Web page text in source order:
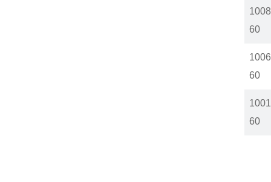
60
60
60